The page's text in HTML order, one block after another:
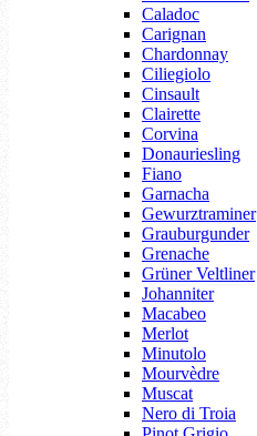
Caladoc
Carignan
Chardonnay
Ciliegiolo
Cinsault
Clairette
Corvina
Donauriesling
Fiano
Garnacha
Gewurztraminer
Grauburgunder
Grenache
Grüner Veltliner
Johanniter
Macabeo
Merlot
Minutolo
Mourvèdre
Muscat
Nero di Troia